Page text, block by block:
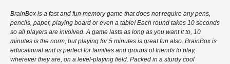
BrainBox is a fast and fun memory game that does not require any pens,
pencils, paper, playing board or even a table! Each round takes 10 seconds
so all players are involved. A game lasts as long as you want it to, 10
minutes is the norm, but playing for 5 minutes is great fun also. BrainBox is
educational and is perfect for families and groups of friends to play,
wherever they are, on a level-playing field. Packed in a sturdy cool